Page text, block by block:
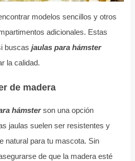
modelos sencillos y otros
adicionales. Estas
buscas jaulas para hámster
la calidad.
de madera
hámsterson una opción
jaulas suelen ser resistentes y
natural para tu mascota. Sin
de que la madera esté